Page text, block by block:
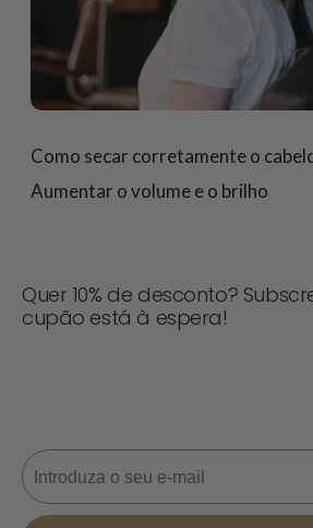
Como secar corretamente o
Aumentar o volume e o brilho
Quer 10% de desconto?
cupão está à espera!
Correio eletrónico